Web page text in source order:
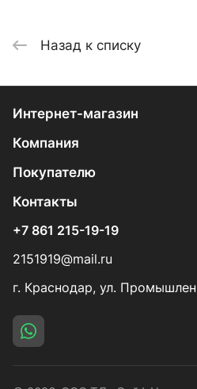
Назад к списку
Интернет-магазин
Компания
Покупателю
Контакты
+7 861 215-19-19
2151919@mail.ru
г. Краснодар, ул.